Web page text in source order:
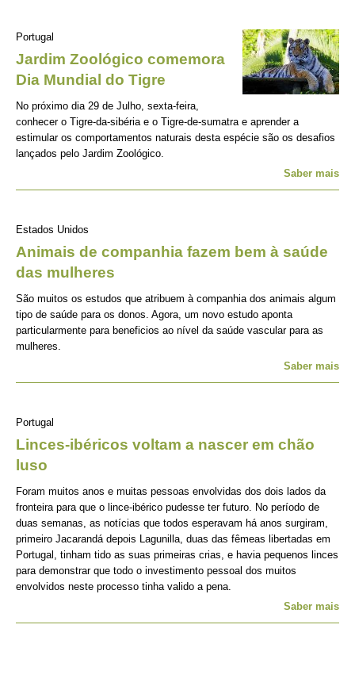
Portugal
Jardim Zoológico comemora
Dia Mundial do Tigre
No próximo dia 29 de Julho, sexta-feira,
conhecer o Tigre-da-sibéria e o Tigre-de-sumatra e aprender a
estimular os comportamentos naturais desta espécie são os desafios
lançados pelo Jardim Zoológico.
Saber mais
Estados Unidos
Animais de companhia fazem bem à saúde
das mulheres
São muitos os estudos que atribuem à companhia dos animais algum
tipo de saúde para os donos. Agora, um novo estudo aponta
particularmente para beneficios ao nível da saúde vascular para as
mulheres.
Saber mais
Portugal
Linces-ibéricos voltam a nascer em chão
luso
Foram muitos anos e muitas pessoas envolvidas dos dois lados da
fronteira para que o lince-ibérico pudesse ter futuro. No período de
duas semanas, as notícias que todos esperavam há anos surgiram,
primeiro Jacarandá depois Lagunilla, duas das fêmeas libertadas em
Portugal, tinham tido as suas primeiras crias, e havia pequenos linces
para demonstrar que todo o investimento pessoal dos muitos
envolvidos neste processo tinha valido a pena.
Saber mais